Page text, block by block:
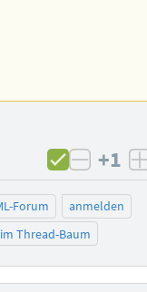
+1
Forum
anmelden
Thread-Baum